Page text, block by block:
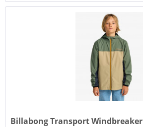
Billabong Transport Windbreaker